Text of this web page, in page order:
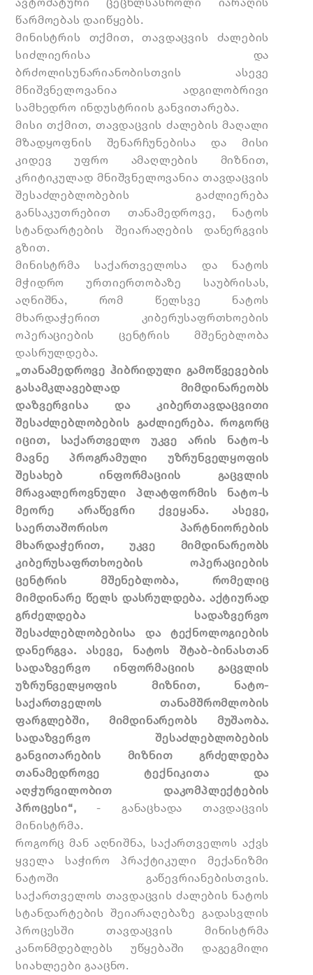
წარმოებას დაიწყებს.
მინისტრის თქმით, თავდაცვის ძალების
სიძლიერისა და
ბრძოლისუნარიანობისთვის
ასევე
მნიშვნელოვანია ადგილობრივი
სამხედრო ინდუსტრიის განვითარება.
მისი თქმით, თავდაცვის ძალების მაღალი
მზადყოფნის შენარჩუნებისა და მისი
კიდევ უფრო ამაღლების მიზნით,
კრიტიკულად მნიშვნელოვანია თავდაცვის
შესაძლებლობების გაძლიერება
განსაკუთრებით თანამედროვე, ნატოს
სტანდარტების შეიარაღების დანერგვის
გზით.
მინისტრმა საქართველოსა და ნატოს
მჭიდრო ურთიერთობაზე საუბრისას,
აღნიშნა, რომ წელსვე ნატოს
მხარდაჭერით კიბერუსაფრთხოების
ოპერაციების ცენტრის მშენებლობა
დასრულდება.
„თანამედროვე ჰიბრიდული გამოწვევების
გასამკლავებლად მიმდინარეობს
დაზვერვისა დაკიბერთავდაცვითი
შესაძლებლობების გაძლიერება. როგორც
იცით, საქართველო უკვე არის ნატო-ს
მავნე პროგრამული უზრუნველყოფის
შესახებ ინფორმაციის გაცვლის
მრავალეროვნული პლატფორმის ნატო-ს
მეორე არაწევრი ქვეყანა. ასევე,
საერთაშორისო პარტნიორების
მხარდაჭერით, უკვე მიმდინარეობს
კიბერუსაფრთხოების ოპერაციების
ცენტრის მშენებლობა, რომელიც
მიმდინარე წელს დასრულდება. აქტიურად
გრძელდება სადაზვერვო
შესაძლებლობებისა და ტექნოლოგიების
დანერგვა. ასევე, ნატოს შტაბ-ბინასთან
სადაზვერვო ინფორმაციის გაცვლის
უზრუნველყოფის მიზნით, ნატო-
საქართველოს თანამშრომლობის
ფარგლებში, მიმდინარეობს მუშაობა.
სადაზვერვო შესაძლებლობების
განვითარების მიზნით გრძელდება
თანამედროვე ტექნიკითა და
აღჭურვილობით დაკომპლექტების
პროცესი“, - განაცხადა თავდაცვის
მინისტრმა.
როგორც მან აღნიშნა, საქართველოს აქვს
ყველა საჭირო პრაქტიკული მექანიზმი
ნატოში გაწევრიანებისთვის.
საქართველოს თავდაცვის ძალების ნატოს
სტანდარტების შეიარაღებაზე გადასვლის
პროცესში თავდაცვის მინისტრმა
კანონმდებლებს უწყებაში დაგეგმილი
სიახლეები გააცნო.